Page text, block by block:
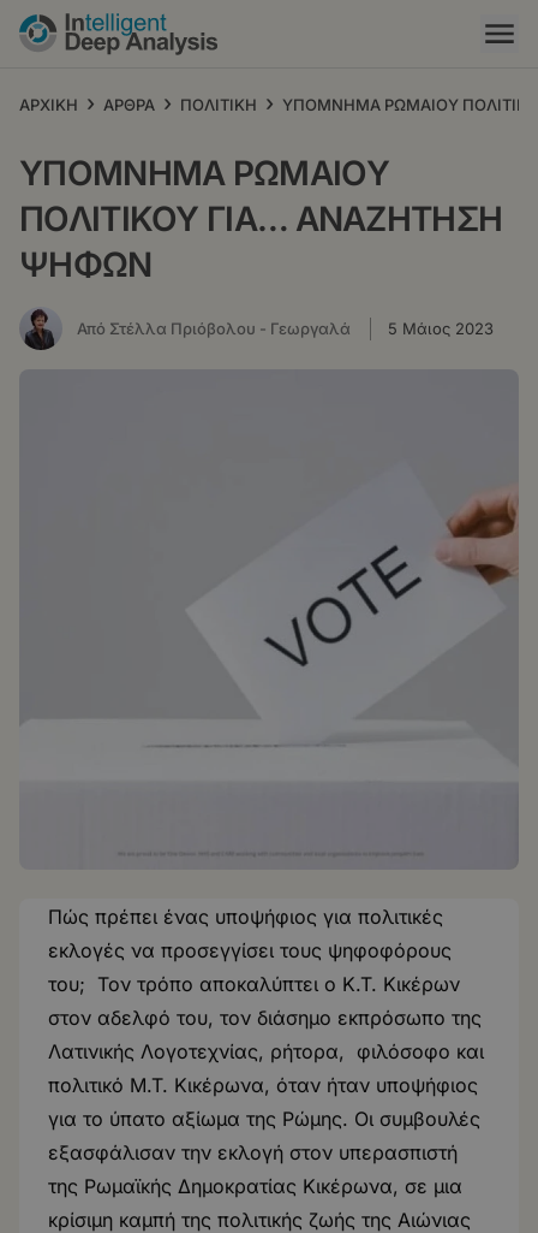
Παράκαμψη
προς
κυρίως
ΑΡΧΙΚΗ › ΑΡΘΡΑ › ΠΟΛΙΤΙΚΗ › ΥΠΟΜΝΗΜΑ ΡΩΜΑΙΟΥ
ΥΠΟΜΝΗΜΑ ΡΩΜΑΙΟΥ
ΠΟΛΙΤΙΚΟΥ ΓΙΑ… ΑΝΑΖΗΤΗΣΗ
ΨΗΦΩΝ
Από Στέλλα Πριόβολου - Γεωργαλά 5 Μάιος 2023
Πώς πρέπει ένας υποψήφιος για πολιτικές
εκλογές να προσεγγίσει τους ψηφοφόρους
του; Τον τρόπο αποκαλύπτει ο Κ.Τ. Κικέρων
στον αδελφό του, τον διάσημο εκπρόσωπο της
Λατινικής Λογοτεχνίας, ρήτορα, φιλόσοφο και
πολιτικό Μ.Τ. Κικέρωνα, όταν ήταν υποψήφιος
για το ύπατο αξίωμα της Ρώμης. Οι συμβουλές
εξασφάλισαν την εκλογή στον υπερασπιστή
της Ρωμαϊκής Δημοκρατίας Κικέρωνα, σε μια
κρίσιμη καμπή της πολιτικής ζωής της Αιώνιας